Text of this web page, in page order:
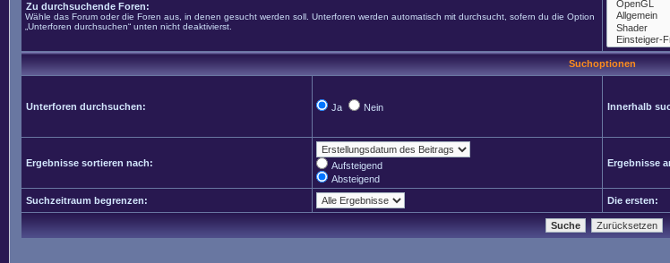
Zu durchsuchende Foren:
Wähle das Forum oder die Foren aus, in denen gesucht werden soll. Unterforen werden automatisch mit durchsucht, sofern du die Option
„Unterforen durchsuchen“ unten nicht deaktivierst.
Suchoptionen
Unterforen durchsuchen: Ja Nein Innerhalb
Ergebnisse sortieren nach:
Aufsteigend
Absteigend
Ergebnisse
Suchzeitraum begrenzen: Die ersten: